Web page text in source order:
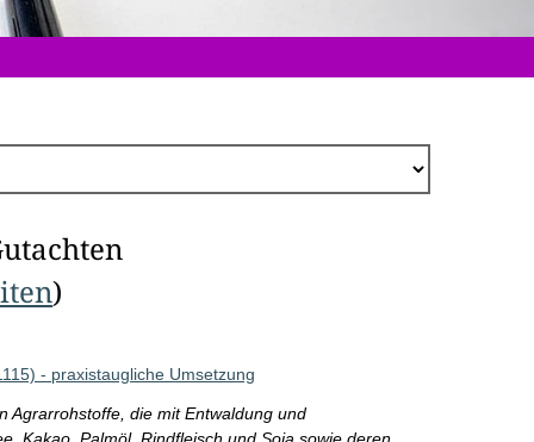
)
- praxistaugliche Umsetzung
Agrarrohstoffe, die mit Entwaldung und